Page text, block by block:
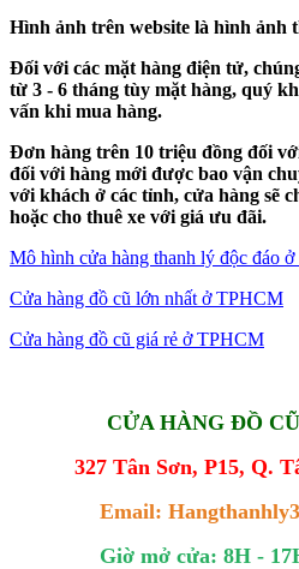
Hình ảnh trên website là hình ảnh
Đối với các mặt hàng điện tử,
từ 3 - 6 tháng tùy mặt hàng, quý
vấn khi mua hàng.
Đơn hàng trên 10 triệu đồng đối
đối với hàng mới được bao vận
với khách ở các tỉnh, cửa hàng sẽ
hoặc cho thuê xe với giá ưu đãi.
Mô hình cửa hàng thanh lý độc đáo ở
Cửa hàng đồ cũ lớn nhất ở TPHCM
Cửa hàng đồ cũ giá rẻ ở TPHCM
CỬA HÀNG ĐỒ
327 Tân Sơn, P15, Q.
Email:
Giờ mở cửa: 8H -